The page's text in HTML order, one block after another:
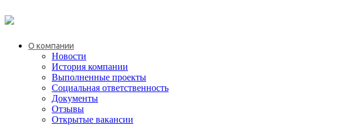
О компании
Новости
История компании
Выполненные проекты
Социальная ответственность
Документы
Отзывы
Открытые вакансии